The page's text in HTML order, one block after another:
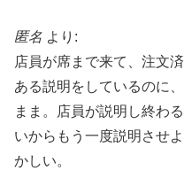
匿名 より:
店員が席まで来て、注文
ある説明をしているのに
まま。店員が説明し終わ
いからもう一度説明させ
かしい。